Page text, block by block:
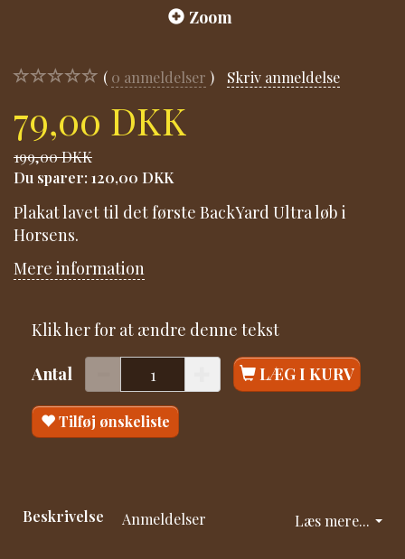
Zoom
0 anmeldelser Skriv anmeldelse
79,00 DKK
199,00 DKK
Du sparer: 120,00 DKK
Plakat lavet til det første BackYard Ultra løb i
Horsens.
Mere information
Klik her for at ændre denne tekst
Antal LÆG I KURV
Tilføj ønskeliste
Læs mere...
Beskrivelse Anmeldelser